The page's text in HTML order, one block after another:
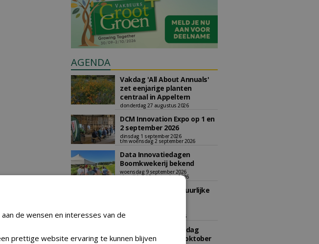
AGENDA
Vakdag 'All About Annuals'
zet eenjarige planten
centraal in Appeltern
donderdag 27 augustus 2026
DCM Innovation Expo op 1 en
2 september 2026
dinsdag 1 september 2026
t/m woensdag 2 september 2026
Data Innovatiedagen
Boomkwekerij bekend
woensdag 9 september 2026
t/m vrijdag 18 september 2026
Kennismiddag: 'Natuurlijke
maandag 28 september 2026
Landelijke Jongerendag
Boomkwekerij op 9 oktober
de wensen en interesses van de
prettige website ervaring te kunnen blijven